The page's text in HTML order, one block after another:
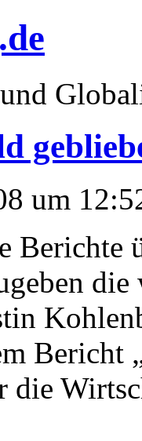
um
Berichte
Bericht
die